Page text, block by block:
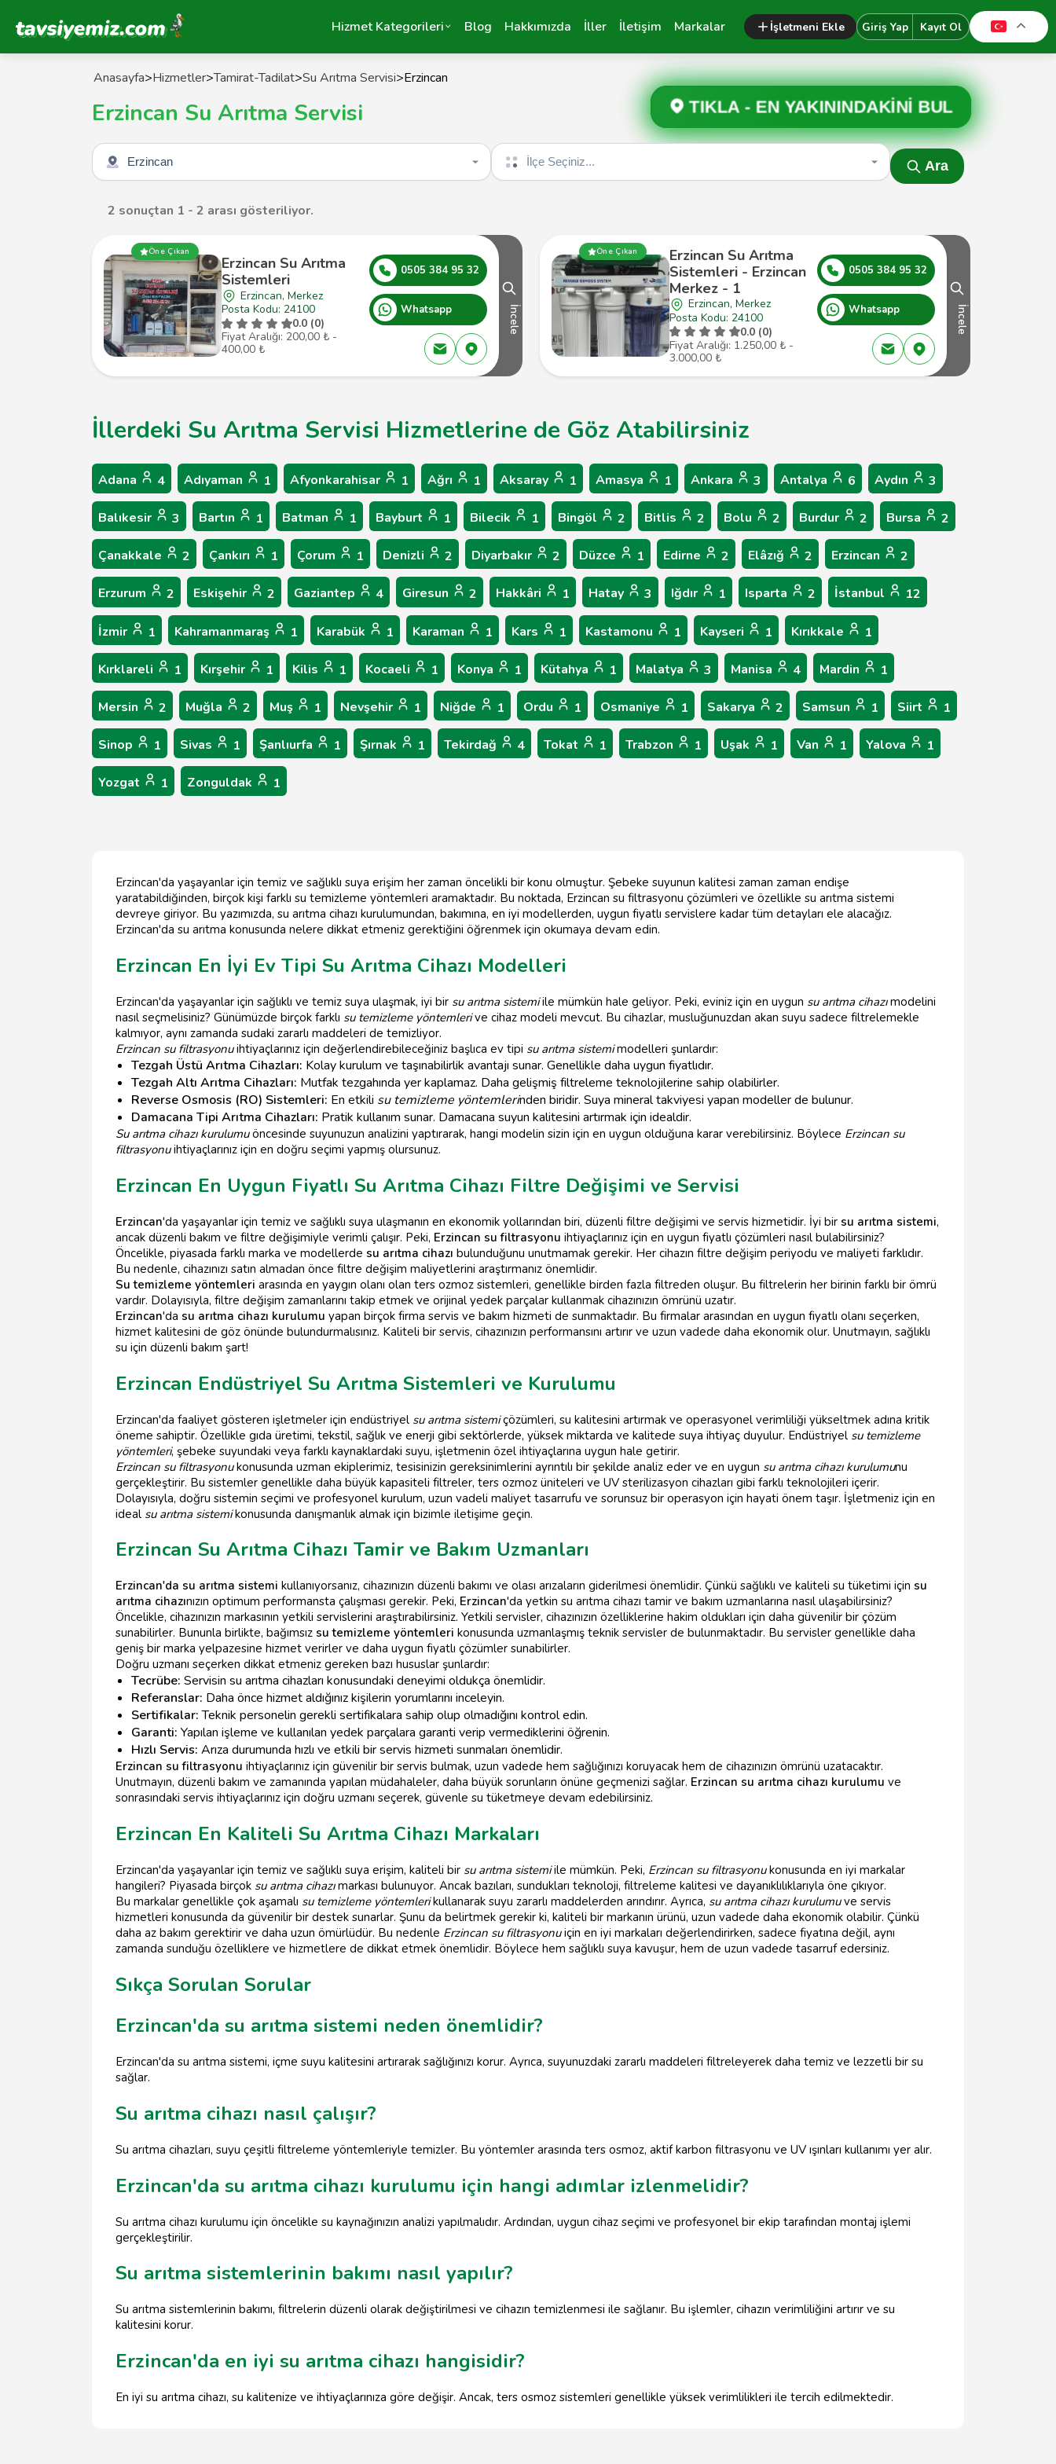
Tavsiyemiz Anasayfa Hizmet Kategorileri Blog Hakkımızda İller İletişim Markalar İşletmeni Ekle Giriş Yap Kayıt Ol
Anasayfa>Hizmetler>Tamirat-Tadilat>Su Arıtma Servisi>Erzincan
Erzincan Su Arıtma Servisi TIKLA -EN YAKININDAKİNİ BUL
Şehir seçin İlçe seçin
Ara
2 sonuçtan 1 - 2 arası gösteriliyor.
Öne Çıkan
Erzincan Su Arıtma
Sistemleri
Erzincan, Merkez
Posta Kodu: 24100
0.0 (0)
Fiyat Aralığı: 200,00 ₺ -
400,00 ₺
0505 384 95 32
Whatsapp İncele
Öne Çıkan
Erzincan Su Arıtma
Sistemleri - Erzincan
Merkez - 1
Erzincan, Merkez
Posta Kodu: 24100
0.0 (0)
Fiyat Aralığı: 1.250,00 ₺ -
3.000,00 ₺
0505 384 95 32
Whatsapp İncele
İllerdeki Su Arıtma Servisi Hizmetlerine de Göz Atabilirsiniz
Adana 4 Adıyaman 1 Afyonkarahisar 1 Ağrı 1 Aksaray 1 Amasya 1 Ankara 3 Antalya 6 Aydın 3
Balıkesir 3 Bartın 1 Batman 1 Bayburt 1 Bilecik 1 Bingöl 2 Bitlis 2 Bolu 2 Burdur 2 Bursa 2
Çanakkale 2 Çankırı 1 Çorum 1 Denizli 2 Diyarbakır 2 Düzce 1 Edirne 2 Elâzığ 2 Erzincan 2
Erzurum 2 Eskişehir 2 Gaziantep 4 Giresun 2 Hakkâri 1 Hatay 3 Iğdır 1 Isparta 2 İstanbul 12
İzmir 1 Kahramanmaraş 1 Karabük 1 Karaman 1 Kars 1 Kastamonu 1 Kayseri 1 Kırıkkale 1
Kırklareli 1 Kırşehir 1 Kilis 1 Kocaeli 1 Konya 1 Kütahya 1 Malatya 3 Manisa 4 Mardin 1
Mersin 2 Muğla 2 Muş 1 Nevşehir 1 Niğde 1 Ordu 1 Osmaniye 1 Sakarya 2 Samsun 1 Siirt 1
Sinop 1 Sivas 1 Şanlıurfa 1 Şırnak 1 Tekirdağ 4 Tokat 1 Trabzon 1 Uşak 1 Van 1 Yalova 1
Yozgat 1 Zonguldak 1
Erzincan'da yaşayanlar için temiz ve sağlıklı suya erişim her zaman öncelikli bir konu olmuştur. Şebeke suyunun kalitesi zaman zaman endişe
yaratabildiğinden, birçok kişi farklı su temizleme yöntemleri aramaktadır. Bu noktada, Erzincan su filtrasyonu çözümleri ve özellikle su arıtma sistemi
devreye giriyor. Bu yazımızda, su arıtma cihazı kurulumundan, bakımına, en iyi modellerden, uygun fiyatlı servislere kadar tüm detayları ele alacağız.
Erzincan'da su arıtma konusunda nelere dikkat etmeniz gerektiğini öğrenmek için okumaya devam edin.
Erzincan En İyi Ev Tipi Su Arıtma Cihazı Modelleri
Erzincan'da yaşayanlar için sağlıklı ve temiz suya ulaşmak, iyi bir su arıtma sistemiile mümkün hale geliyor. Peki, eviniz için en uygun su arıtma cihazımodelini
nasıl seçmelisiniz? Günümüzde birçok farklı su temizleme yöntemlerive cihaz modeli mevcut. Bu cihazlar, musluğunuzdan akan suyu sadece filtrelemekle
kalmıyor, aynı zamanda sudaki zararlı maddeleri de temizliyor.
Erzincan su filtrasyonuihtiyaçlarınız için değerlendirebileceğiniz başlıca ev tipi su arıtma sistemimodelleri şunlardır:
Tezgah Üstü Arıtma Cihazları: Kolay kurulum ve taşınabilirlik avantajı sunar. Genellikle daha uygun fiyatlıdır.
Tezgah Altı Arıtma Cihazları: Mutfak tezgahında yer kaplamaz. Daha gelişmiş filtreleme teknolojilerine sahip olabilirler.
Reverse Osmosis (RO) Sistemleri: En etkili su temizleme yöntemlerinden biridir. Suya mineral takviyesi yapan modeller de bulunur.
Damacana Tipi Arıtma Cihazları: Pratik kullanım sunar. Damacana suyun kalitesini artırmak için idealdir.
Su arıtma cihazı kurulumuöncesinde suyunuzun analizini yaptırarak, hangi modelin sizin için en uygun olduğuna karar verebilirsiniz. Böylece Erzincan su
filtrasyonuihtiyaçlarınız için en doğru seçimi yapmış olursunuz.
Erzincan En Uygun Fiyatlı Su Arıtma Cihazı Filtre Değişimi ve Servisi
Erzincan'da yaşayanlar için temiz ve sağlıklı suya ulaşmanın en ekonomik yollarından biri, düzenli filtre değişimi ve servis hizmetidir. İyi bir su arıtma sistemi,
ancak düzenli bakım ve filtre değişimiyle verimli çalışır. Peki, Erzincan su filtrasyonu ihtiyaçlarınız için en uygun fiyatlı çözümleri nasıl bulabilirsiniz?
Öncelikle, piyasada farklı marka ve modellerde su arıtma cihazı bulunduğunu unutmamak gerekir. Her cihazın filtre değişim periyodu ve maliyeti farklıdır.
Bu nedenle, cihazınızı satın almadan önce filtre değişim maliyetlerini araştırmanız önemlidir.
Su temizleme yöntemleri arasında en yaygın olanı olan ters ozmoz sistemleri, genellikle birden fazla filtreden oluşur. Bu filtrelerin her birinin farklı bir ömrü
vardır. Dolayısıyla, filtre değişim zamanlarını takip etmek ve orijinal yedek parçalar kullanmak cihazınızın ömrünü uzatır.
Erzincan'da su arıtma cihazı kurulumu yapan birçok firma servis ve bakım hizmeti de sunmaktadır. Bu firmalar arasından en uygun fiyatlı olanı seçerken,
hizmet kalitesini de göz önünde bulundurmalısınız. Kaliteli bir servis, cihazınızın performansını artırır ve uzun vadede daha ekonomik olur. Unutmayın, sağlıklı
su için düzenli bakım şart!
Erzincan Endüstriyel Su Arıtma Sistemleri ve Kurulumu
Erzincan'da faaliyet gösteren işletmeler için endüstriyel su arıtma sistemiçözümleri, su kalitesini artırmak ve operasyonel verimliliği yükseltmek adına kritik
öneme sahiptir. Özellikle gıda üretimi, tekstil, sağlık ve enerji gibi sektörlerde, yüksek miktarda ve kalitede suya ihtiyaç duyulur. Endüstriyel su temizleme
yöntemleri, şebeke suyundaki veya farklı kaynaklardaki suyu, işletmenin özel ihtiyaçlarına uygun hale getirir.
Erzincan su filtrasyonukonusunda uzman ekiplerimiz, tesisinizin gereksinimlerini ayrıntılı bir şekilde analiz eder ve en uygun su arıtma cihazı kurulumunu
gerçekleştirir. Bu sistemler genellikle daha büyük kapasiteli filtreler, ters ozmoz üniteleri ve UV sterilizasyon cihazları gibi farklı teknolojileri içerir.
Dolayısıyla, doğru sistemin seçimi ve profesyonel kurulum, uzun vadeli maliyet tasarrufu ve sorunsuz bir operasyon için hayati önem taşır. İşletmeniz için en
ideal su arıtma sistemikonusunda danışmanlık almak için bizimle iletişime geçin.
Erzincan Su Arıtma Cihazı Tamir ve Bakım Uzmanları
Erzincan'da su arıtma sistemi kullanıyorsanız, cihazınızın düzenli bakımı ve olası arızaların giderilmesi önemlidir. Çünkü sağlıklı ve kaliteli su tüketimi için su
arıtma cihazınızın optimum performansta çalışması gerekir. Peki, Erzincan'da yetkin su arıtma cihazı tamir ve bakım uzmanlarına nasıl ulaşabilirsiniz?
Öncelikle, cihazınızın markasının yetkili servislerini araştırabilirsiniz. Yetkili servisler, cihazınızın özelliklerine hakim oldukları için daha güvenilir bir çözüm
sunabilirler. Bununla birlikte, bağımsız su temizleme yöntemleri konusunda uzmanlaşmış teknik servisler de bulunmaktadır. Bu servisler genellikle daha
geniş bir marka yelpazesine hizmet verirler ve daha uygun fiyatlı çözümler sunabilirler.
Doğru uzmanı seçerken dikkat etmeniz gereken bazı hususlar şunlardır:
Tecrübe: Servisin su arıtma cihazları konusundaki deneyimi oldukça önemlidir.
Referanslar: Daha önce hizmet aldığınız kişilerin yorumlarını inceleyin.
Sertifikalar:Teknik personelin gerekli sertifikalara sahip olup olmadığını kontrol edin.
Garanti: Yapılan işleme ve kullanılan yedek parçalara garanti verip vermediklerini öğrenin.
Hızlı Servis: Arıza durumunda hızlı ve etkili bir servis hizmeti sunmaları önemlidir.
Erzincan su filtrasyonu ihtiyaçlarınız için güvenilir bir servis bulmak, uzun vadede hem sağlığınızı koruyacak hem de cihazınızın ömrünü uzatacaktır.
Unutmayın, düzenli bakım ve zamanında yapılan müdahaleler, daha büyük sorunların önüne geçmenizi sağlar. Erzincan su arıtma cihazı kurulumu ve
sonrasındaki servis ihtiyaçlarınız için doğru uzmanı seçerek, güvenle su tüketmeye devam edebilirsiniz.
Erzincan En Kaliteli Su Arıtma Cihazı Markaları
Erzincan'da yaşayanlar için temiz ve sağlıklı suya erişim, kaliteli bir su arıtma sistemiile mümkün. Peki, Erzincan su filtrasyonukonusunda en iyi markalar
hangileri? Piyasada birçok su arıtma cihazımarkası bulunuyor. Ancak bazıları, sundukları teknoloji, filtreleme kalitesi ve dayanıklılıklarıyla öne çıkıyor.
Bu markalar genellikle çok aşamalı su temizleme yöntemlerikullanarak suyu zararlı maddelerden arındırır. Ayrıca, su arıtma cihazı kurulumuve servis
hizmetleri konusunda da güvenilir bir destek sunarlar. Şunu da belirtmek gerekir ki, kaliteli bir markanın ürünü, uzun vadede daha ekonomik olabilir. Çünkü
daha az bakım gerektirir ve daha uzun ömürlüdür. Bu nedenle Erzincan su filtrasyonuiçin en iyi markaları değerlendirirken, sadece fiyatına değil, aynı
zamanda sunduğu özelliklere ve hizmetlere de dikkat etmek önemlidir. Böylece hem sağlıklı suya kavuşur, hem de uzun vadede tasarruf edersiniz.
Sıkça Sorulan Sorular
Erzincan'da su arıtma sistemi neden önemlidir?
Erzincan'da su arıtma sistemi, içme suyu kalitesini artırarak sağlığınızı korur. Ayrıca, suyunuzdaki zararlı maddeleri filtreleyerek daha temiz ve lezzetli bir su
sağlar.
Su arıtma cihazı nasıl çalışır?
Su arıtma cihazları, suyu çeşitli filtreleme yöntemleriyle temizler. Bu yöntemler arasında ters osmoz, aktif karbon filtrasyonu ve UV ışınları kullanımı yer alır.
Erzincan'da su arıtma cihazı kurulumu için hangi adımlar izlenmelidir?
Su arıtma cihazı kurulumu için öncelikle su kaynağınızın analizi yapılmalıdır. Ardından, uygun cihaz seçimi ve profesyonel bir ekip tarafından montaj işlemi
gerçekleştirilir.
Su arıtma sistemlerinin bakımı nasıl yapılır?
Su arıtma sistemlerinin bakımı, filtrelerin düzenli olarak değiştirilmesi ve cihazın temizlenmesi ile sağlanır. Bu işlemler, cihazın verimliliğini artırır ve su
kalitesini korur.
Erzincan'da en iyi su arıtma cihazı hangisidir?
En iyi su arıtma cihazı, su kalitenize ve ihtiyaçlarınıza göre değişir. Ancak, ters osmoz sistemleri genellikle yüksek verimlilikleri ile tercih edilmektedir.